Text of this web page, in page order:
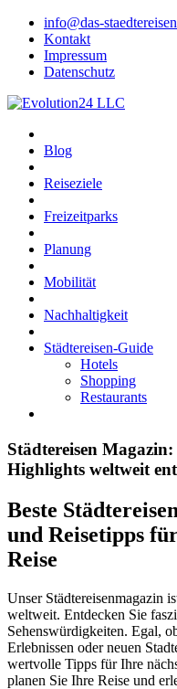
info@das-
Kontakt
Impressum
Datenschutz
Blog
Reiseziele
Freizeitparks
Planung
Mobilität
Nachhaltigkeit
Städtereisen-Guide
Hotels
Shopping
Restaurants
Städtereisen
Highlights weltweit
Beste
und Reisetipps
Reise
Unser Städtereisenmagazin
weltweit. Entdecken Sie
Sehenswürdigkeiten. Egal,
Erlebnissen oder neuen
wertvolle Tipps für Ihre
planen Sie Ihre Reise und